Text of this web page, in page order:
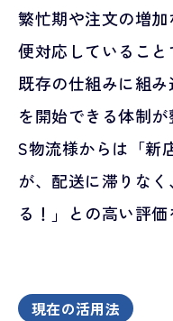
繁忙期や注文の増
便対応しているこ
既存の仕組みに組
を開始できる体制が
S物流様からは「新
が、配送に滞りな
る！」との高い評価
現在の活用法